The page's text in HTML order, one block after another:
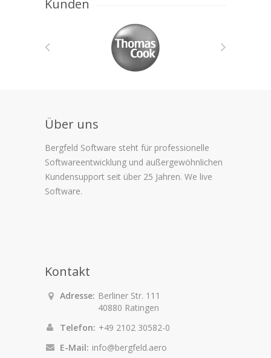
Kunden
Über uns
Bergfeld Software steht für professionelle
Softwareentwicklung und außergewöhnlichen
Kundensupport seit über 25 Jahren. We live
Software.
Kontakt
Adresse: Berliner Str. 111
40880 Ratingen
Telefon: +49 2102 30582-0
E-Mail: info@bergfeld.aero